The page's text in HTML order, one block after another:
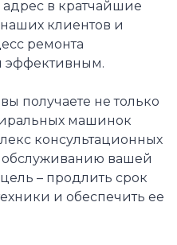
в кратчайшие
клиентов и
ремонта
эффективным.
получаете не только
машинок
консультационных
обслуживанию вашей
– продлить срок
и обеспечить ее